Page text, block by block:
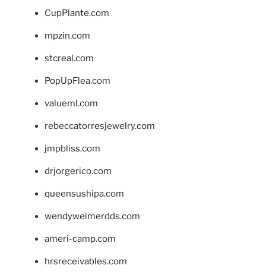
CupPlante.com
mpzin.com
stcreal.com
PopUpFlea.com
valueml.com
rebeccatorresjewelry.com
jmpbliss.com
drjorgerico.com
queensushipa.com
wendyweimerdds.com
ameri-camp.com
hrsreceivables.com